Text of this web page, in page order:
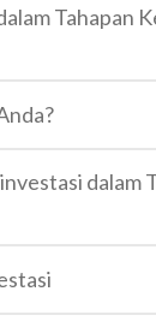
Tahapan
dalam